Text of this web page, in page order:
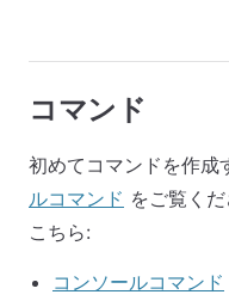
コマンド
初めてコマンドを作成
ルコマンド をご覧く
こちら:
コンソールコマンド